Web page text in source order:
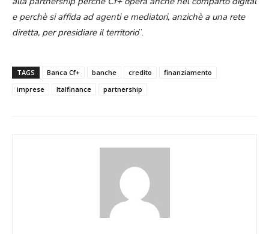
e perchè si affida ad agenti e mediatori, anzichè a una rete
diretta, per presidiare il territorio”.
TAGS Banca Cf+ banche credito
finanziamento
imprese
Italfinance partnership